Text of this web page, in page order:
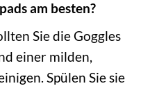
am besten?
Sie die Goggles
einer milden,
Spülen Sie sie